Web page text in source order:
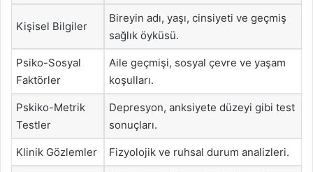
Kişisel Bilgiler
Bireyin adı, yaşı, cinsiyeti ve geçmiş
sağlık öyküsü.
Psiko-Sosyal
Faktörler
Aile geçmişi, sosyal çevre ve yaşam
koşulları.
Pskiko-Metrik
Testler
Depresyon, anksiyete düzeyi gibi test
sonuçları.
Klinik Gözlemler Fizyolojik ve ruhsal durum analizleri.